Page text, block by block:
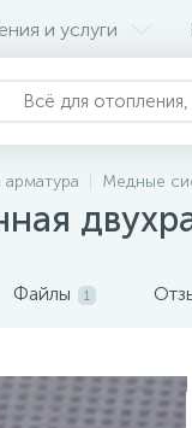
и услуги
Медные
Файлы 1